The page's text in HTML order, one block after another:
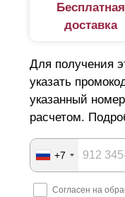
Бесплатная
доставка
Для получения
указать
указанный
расчетом.
+7
Согласен на